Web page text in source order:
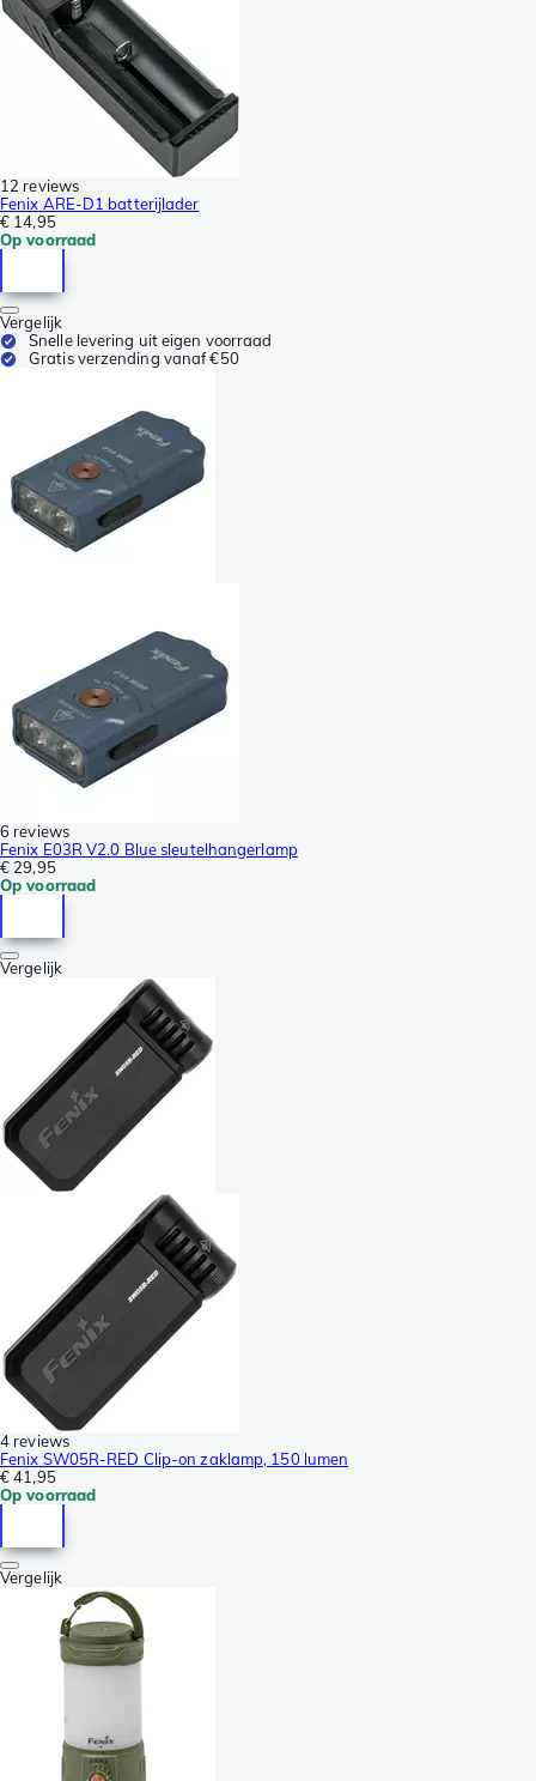
12 reviews
Fenix ARE-D1 batterijlader
€ 14,95
Op voorraad
Vergelijk
Snelle levering uit eigen voorraad
Gratis verzending vanaf €50
6 reviews
Fenix E03R V2.0 Blue sleutelhangerlamp
€ 29,95
Op voorraad
Vergelijk
4 reviews
Fenix SW05R-RED Clip-on zaklamp, 150 lumen
€ 41,95
Op voorraad
Vergelijk